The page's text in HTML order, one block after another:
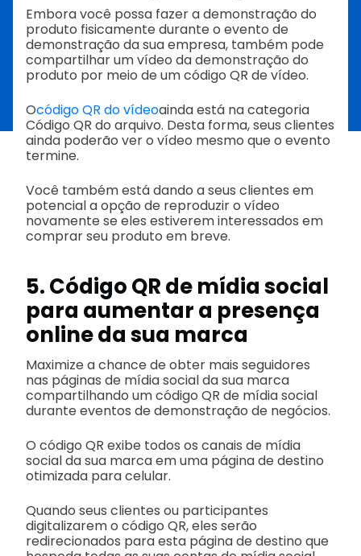
Embora você possa fazer a demonstração do
produto fisicamente durante o evento de
demonstração da sua empresa, também pode
compartilhar um vídeo da demonstração do
produto por meio de um código QR de vídeo.
Ocódigo QR do vídeoainda está na categoria
Código QR do arquivo. Desta forma, seus clientes
ainda poderão ver o vídeo mesmo que o evento
termine.
Você também está dando a seus clientes em
potencial a opção de reproduzir o vídeo
novamente se eles estiverem interessados em
comprar seu produto em breve.
5. Código QR de mídia social
para aumentar a presença
online da sua marca
Maximize a chance de obter mais seguidores
nas páginas de mídia social da sua marca
compartilhando um código QR de mídia social
durante eventos de demonstração de negócios.
O código QR exibe todos os canais de mídia
social da sua marca em uma página de destino
otimizada para celular.
Quando seus clientes ou participantes
digitalizarem o código QR, eles serão
redirecionados para esta página de destino que